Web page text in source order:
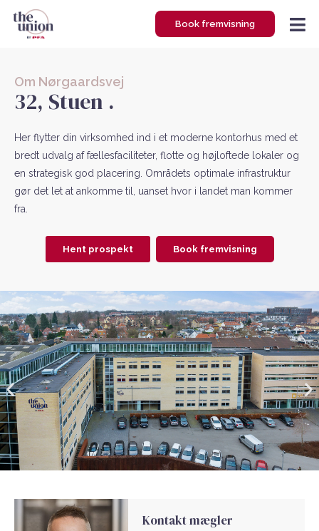
Book fremvisning
Om Nørgaardsvej
32, Stuen .
Her flytter din virksomhed ind i et moderne kontorhus med et
bredt udvalg af fællesfaciliteter, flotte og højloftede lokaler og
en strategisk god placering. Områdets optimale infrastruktur
gør det let at ankomme til, uanset hvor i landet man kommer
fra.
Hent prospekt Book fremvisning
Kontakt mægler